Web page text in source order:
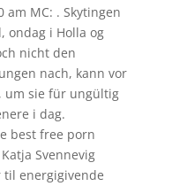
am MC: . Skytingen
ondag i Holla og
nicht den
nach, kann vor
um sie für ungültig
i dag.
best free porn
Svennevig
energigivende